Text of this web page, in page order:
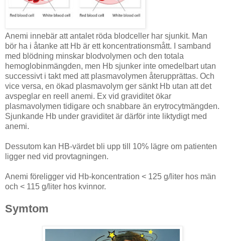
Anemi innebär att antalet röda blodceller har sjunkit. Man
bör ha i åtanke att Hb är ett koncentrationsmått. I samband
med blödning minskar blodvolymen och den totala
hemoglobinmängden, men Hb sjunker inte omedelbart utan
successivt i takt med att plasmavolymen återupprättas. Och
vice versa, en ökad plasmavolym ger sänkt Hb utan att det
avspeglar en reell anemi. Ex vid graviditet ökar
plasmavolymen tidigare och snabbare än erytrocytmängden.
Sjunkande Hb under graviditet är därför inte liktydigt med
anemi.
Dessutom kan HB-värdet bli upp till 10% lägre om patienten
ligger ned vid provtagningen.
Anemi föreligger vid Hb-koncentration < 125 g/liter hos män
och < 115 g/liter hos kvinnor.
Symtom